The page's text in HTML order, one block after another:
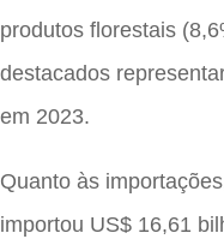
produtos florestais
destacados
em 2023.
Quanto às
importou US$ 16,61